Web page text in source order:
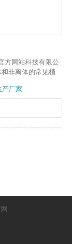
方网站科技有限公
非离体的常见植
护的特点。广泛
木、花卉、果
研部门应用。
产厂家